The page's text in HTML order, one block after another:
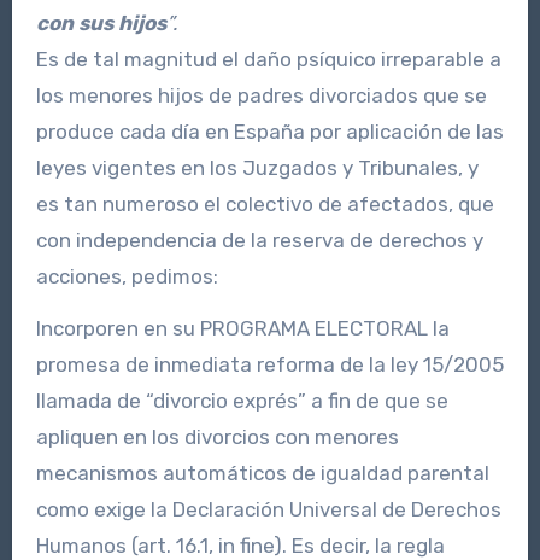
con sus hijos”.
Es de tal magnitud el daño psíquico irreparable a
los menores hijos de padres divorciados que se
produce cada día en España por aplicación de las
leyes vigentes en los Juzgados y Tribunales, y
es tan numeroso el colectivo de afectados, que
con independencia de la reserva de derechos y
acciones, pedimos:
Incorporen en su PROGRAMA ELECTORAL la
promesa de inmediata reforma de la ley 15/2005
llamada de “divorcio exprés” a fin de que se
apliquen en los divorcios con menores
mecanismos automáticos de igualdad parental
como exige la Declaración Universal de Derechos
Humanos (art. 16.1, in fine). Es decir, la regla